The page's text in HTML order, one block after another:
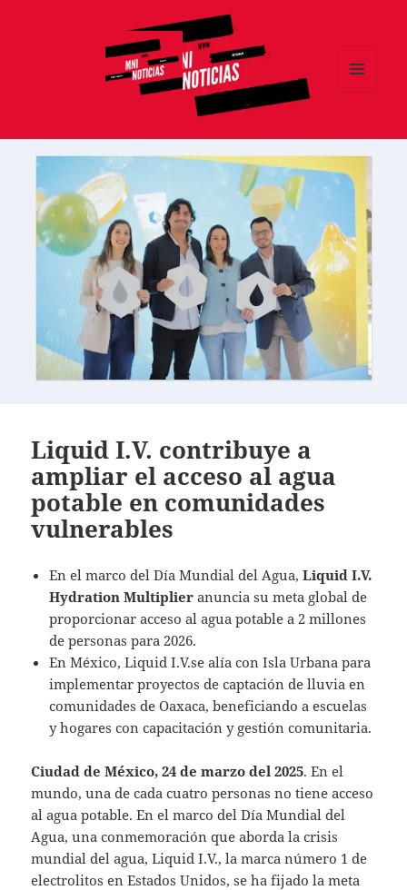
Liquid I.V. contribuye a
ampliar el acceso al agua
potable en comunidades
vulnerables
En el marco del Día Mundial del Agua,Liquid I.V.
Hydration Multiplieranuncia su meta global de
proporcionar acceso al agua potable a 2 millones
de personas para 2026.
En México, Liquid I.V.se alía con Isla Urbana para
implementar proyectos de captación de lluvia en
comunidades de Oaxaca, beneficiando a escuelas
y hogares con capacitación y gestión comunitaria.
Ciudad de México, 24 de marzo del 2025. En el
mundo, una de cada cuatro personas no tiene acceso
al agua potable. En el marco del Día Mundial del
Agua, una conmemoración que aborda la crisis
mundial del agua, Liquid I.V., la marca número 1 de
electrolitos en Estados Unidos, se ha fijado la meta